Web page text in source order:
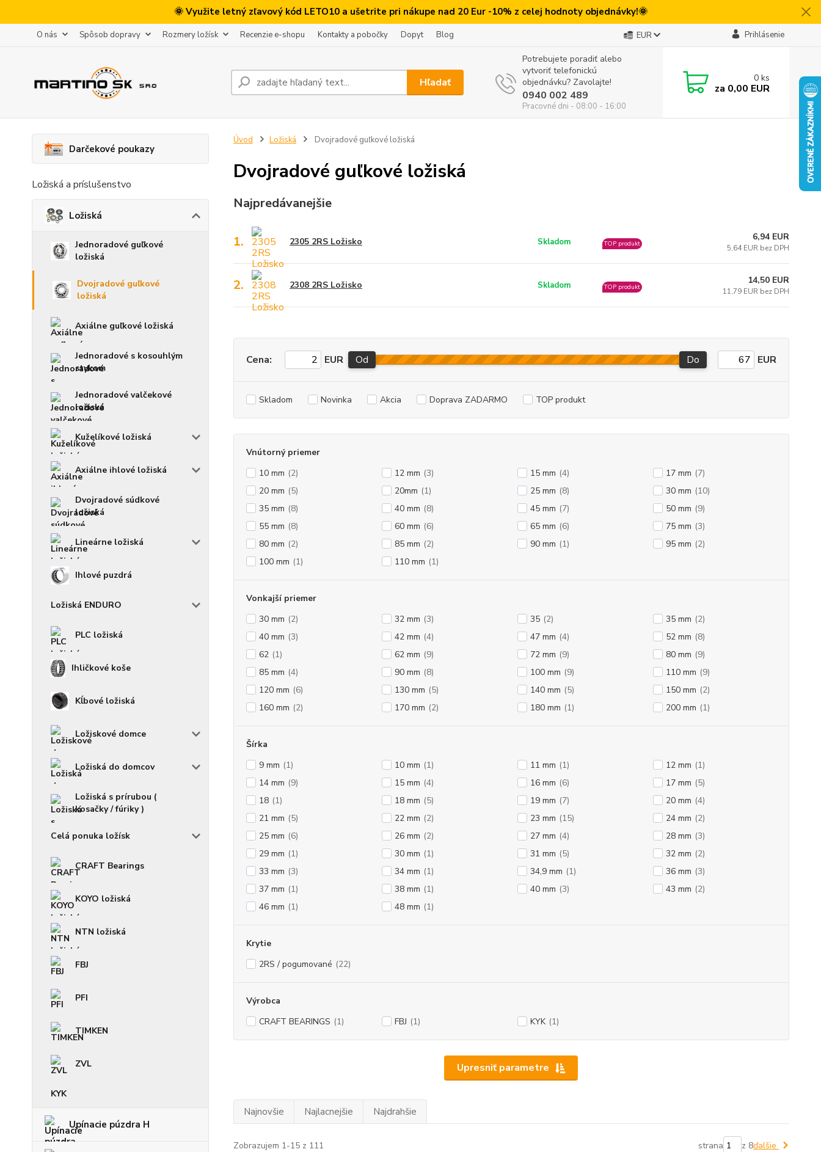
🌞 Využite letný zľavový kód LETO10 a ušetrite pri nákupe nad 20 Eur -10% z celej hodnoty objednávky!🌞
O nás Spôsob dopravy Rozmery ložísk Recenzie e-shopu Kontakty a pobočky Dopyt Blog EUR Prihlásenie
Hľadať
Potrebujete poradiť alebo
vytvoriť telefonickú
objednávku? Zavolajte!
0940 002 489
Pracovné dni - 08:00 - 16:00
0 ks
za 0,00 EUR
Darčekové poukazy
Ložiská a príslušenstvo
Ložiská
Jednoradové guľkové
ložiská
Dvojradové guľkové
ložiská
Axiálne guľkové ložiská
Jednoradové s kosouhlým
stykom
Jednoradové valčekové
ložiská
Kuželíkové ložiská
Axiálne ihlové ložiská
Dvojradové súdkové
ložiská
Lineárne ložiská
Ihlové puzdrá
Ložiská ENDURO
PLC ložiská
Ihličkové koše
Kĺbové ložiská
Ložiskové domce
Ložiská do domcov
Ložiská s prírubou (
kosačky / fúriky )
Celá ponuka ložísk
CRAFT Bearings
KOYO ložiská
NTN ložiská
FBJ
PFI
TIMKEN
ZVL
KYK
Upínacie púzdra H
Úvod Ložiská Dvojradové guľkové ložiská
Dvojradové guľkové ložiská
Najpredávanejšie
1. 2305 2RS Ložisko Skladom TOP produkt
6,94 EUR
5,64 EUR bez DPH
2. 2308 2RS Ložisko Skladom TOP produkt
14,50 EUR
11,79 EUR bez DPH
Upresniť parametre
Cena: EUR Od Do EUR
Skladom Novinka Akcia Doprava ZADARMO TOP produkt
Vnútorný priemer
10 mm (2) 12 mm (3) 15 mm (4) 17 mm (7)
20 mm (5) 20mm (1) 25 mm (8) 30 mm (10)
35 mm (8) 40 mm (8) 45 mm (7) 50 mm (9)
55 mm (8) 60 mm (6) 65 mm (6) 75 mm (3)
80 mm (2) 85 mm (2) 90 mm (1) 95 mm (2)
100 mm (1) 110 mm (1)
Vonkajší priemer
30 mm (2) 32 mm (3) 35 (2) 35 mm (2)
40 mm (3) 42 mm (4) 47 mm (4) 52 mm (8)
62 (1) 62 mm (9) 72 mm (9) 80 mm (9)
85 mm (4) 90 mm (8) 100 mm (9) 110 mm (9)
120 mm (6) 130 mm (5) 140 mm (5) 150 mm (2)
160 mm (2) 170 mm (2) 180 mm (1) 200 mm (1)
Šírka
9 mm (1) 10 mm (1) 11 mm (1) 12 mm (1)
14 mm (9) 15 mm (4) 16 mm (6) 17 mm (5)
18 (1) 18 mm (5) 19 mm (7) 20 mm (4)
21 mm (5) 22 mm (2) 23 mm (15) 24 mm (2)
25 mm (6) 26 mm (2) 27 mm (4) 28 mm (3)
29 mm (1) 30 mm (1) 31 mm (5) 32 mm (2)
33 mm (3) 34 mm (1) 34,9 mm (1) 36 mm (3)
37 mm (1) 38 mm (1) 40 mm (3) 43 mm (2)
46 mm (1) 48 mm (1)
Krytie
2RS / pogumované (22)
Výrobca
CRAFT BEARINGS (1) FBJ (1) KYK (1)
Najnovšie Najlacnejšie Najdrahšie
Zobrazujem 1-15 z 111 strana z 8ďalšie